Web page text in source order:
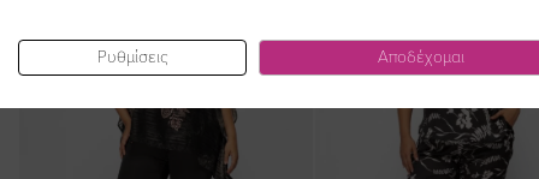
Ρυθμίσεις Αποδέχομαι